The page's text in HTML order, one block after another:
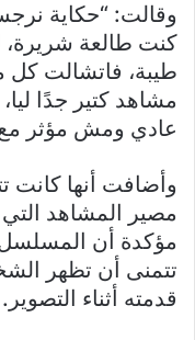
وقالت: “حكاية
كنت طالعة شريرة،
طيبة، فاتشالت كل
مشاهد كتير جدًا
عادي ومش مؤثر
وأضافت أنها
مصير المشاهد التي
مؤكدة أن المسلسل
تتمنى أن تظهر
قدمته أثناء التصوير.